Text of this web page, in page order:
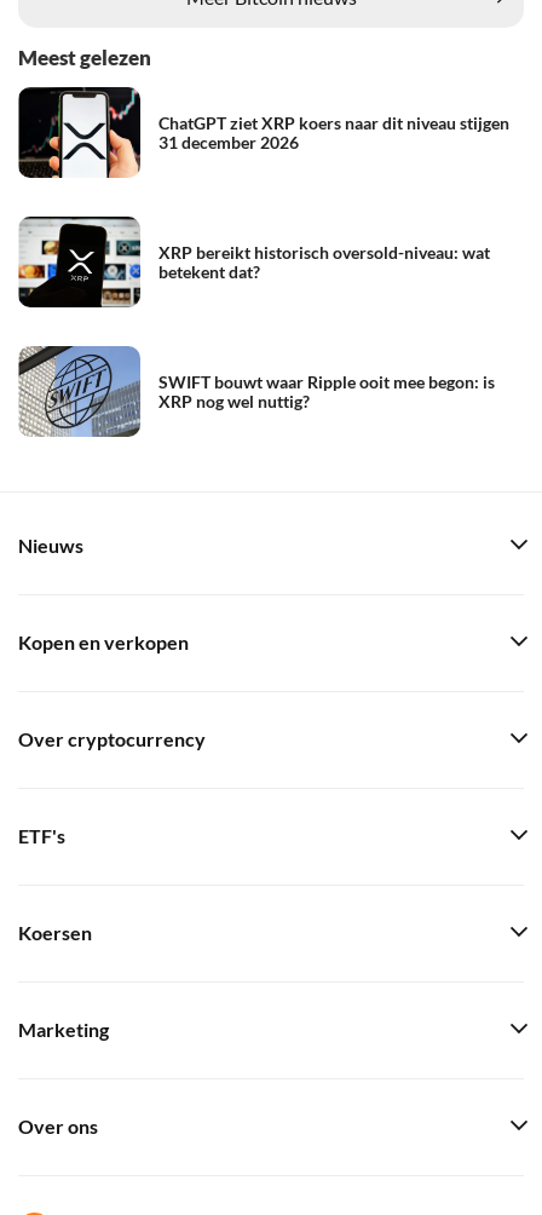
Meest gelezen
ChatGPT ziet XRP koers naar dit niveau stijgen
31 december 2026
XRP bereikt historisch oversold-niveau: wat
betekent dat?
SWIFT bouwt waar Ripple ooit mee begon: is
XRP nog wel nuttig?
Nieuws
Kopen en verkopen
Over cryptocurrency
ETF's
Koersen
Marketing
Over ons